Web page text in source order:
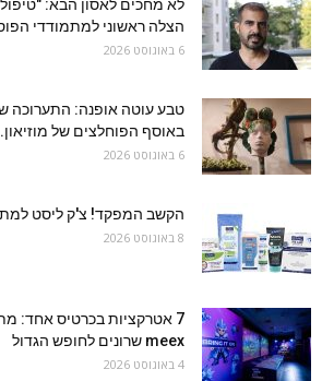
לא מחכים לאסון הבא:
הצלה ראשוני למתמודדי
6 באוגוסט 2026
טבע עוטה אופנה: התערוכה
באוסף הפוחלצים של
6 באוגוסט 2026
הקשב המפקד! צ'ק ליסט
8 באוגוסט 2026
meex שרונים לחופש הגדול
4 באוגוסט 2026